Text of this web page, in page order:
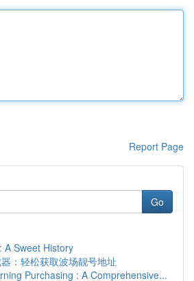
Report Page
Go
A Sweet History
：轻松获取波场靓号地址
Purchasing : A Comprehensive...